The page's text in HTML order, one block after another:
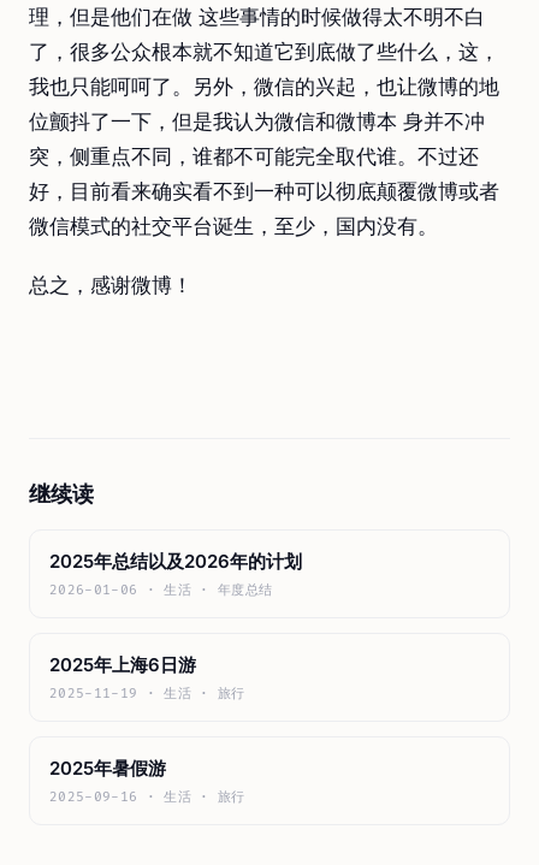
理，但是他们在做 这些事情的时候做得太不明不白
了，很多公众根本就不知道它到底做了些什么，这，
我也只能呵呵了。另外，微信的兴起，也让微博的地
位颤抖了一下，但是我认为微信和微博本 身并不冲
突，侧重点不同，谁都不可能完全取代谁。不过还
好，目前看来确实看不到一种可以彻底颠覆微博或者
微信模式的社交平台诞生，至少，国内没有。
总之，感谢微博！
继续读
2025年总结以及2026年的计划
2026-01-06 · 生活 · 年度总结
2025年上海6日游
2025-11-19 · 生活 · 旅行
2025年暑假游
2025-09-16 · 生活 · 旅行